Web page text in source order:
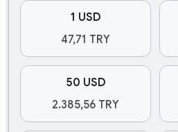
1 USD
47,71 TRY
50 USD
2.385,56 TRY